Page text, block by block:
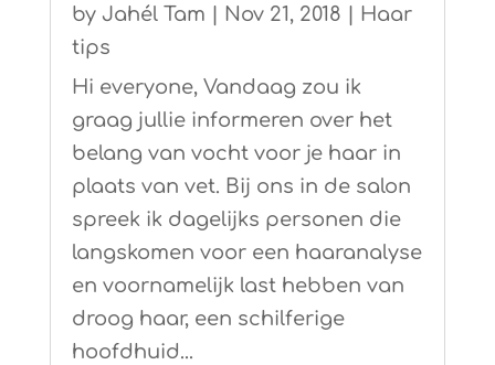
by Jahél Tam Nov 21, 2018
Haar
tips
Hi everyone, Vandaag zou ik
graag jullie informeren over het
belang van vocht voor je haar in
plaats van vet. Bij ons in de salon
spreek ik dagelijks personen die
langskomen voor een haaranalyse
en voornamelijk last hebben van
droog haar, een schilferige
hoofdhuid...